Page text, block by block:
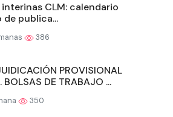
CLM: calendario
publica...
386
PROVISIONAL
BOLSAS DE TRABAJO ...
350